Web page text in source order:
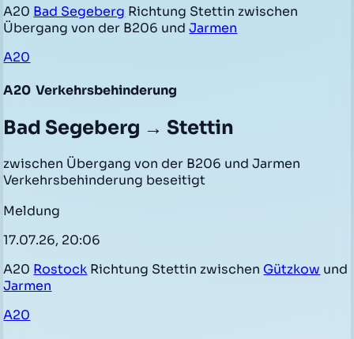
A20 Bad Segeberg Richtung Stettin zwischen
Übergang von der B206 undJarmen
A20
A20 Verkehrsbehinderung
Bad Segeberg → Stettin
zwischen Übergang von der B206 und Jarmen
Verkehrsbehinderung beseitigt
Meldung
17.07.26, 20:06
A20 Rostock Richtung Stettin zwischen Gützkow und
Jarmen
A20